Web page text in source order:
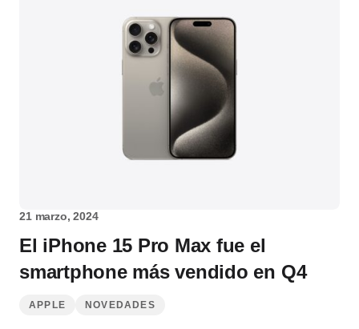
21 marzo, 2024
El iPhone 15 Pro Max fue el
smartphone más vendido en Q4
APPLE NOVEDADES